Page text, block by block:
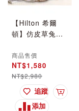
購物車
【Hilton 希爾
頓】仿皮草兔絨
(被子/毯被/披肩
毯)(B0129)
商品售價
NT$1,580
NT$2,980
加入
追蹤
添加